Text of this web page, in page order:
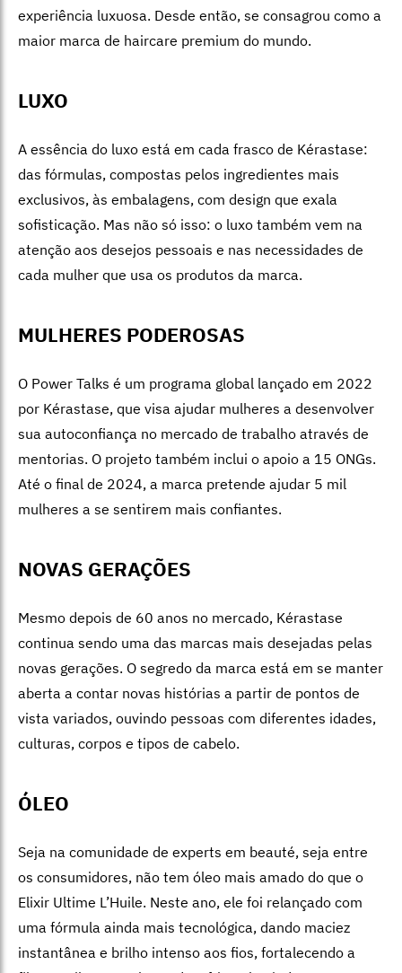
experiência luxuosa. Desde então, se consagrou como a
maior marca de haircare premium do mundo.
LUXO
A essência do luxo está em cada frasco de Kérastase:
das fórmulas, compostas pelos ingredientes mais
exclusivos, às embalagens, com design que exala
sofisticação. Mas não só isso: o luxo também vem na
atenção aos desejos pessoais e nas necessidades de
cada mulher que usa os produtos da marca.
MULHERES PODEROSAS
O Power Talks é um programa global lançado em 2022
por Kérastase, que visa ajudar mulheres a desenvolver
sua autoconfiança no mercado de trabalho através de
mentorias. O projeto também inclui o apoio a 15 ONGs.
Até o final de 2024, a marca pretende ajudar 5 mil
mulheres a se sentirem mais confiantes.
NOVAS GERAÇÕES
Mesmo depois de 60 anos no mercado, Kérastase
continua sendo uma das marcas mais desejadas pelas
novas gerações. O segredo da marca está em se manter
aberta a contar novas histórias a partir de pontos de
vista variados, ouvindo pessoas com diferentes idades,
culturas, corpos e tipos de cabelo.
ÓLEO
Seja na comunidade de experts em beauté, seja entre
os consumidores, não tem óleo mais amado do que o
Elixir Ultime L’Huile. Neste ano, ele foi relançado com
uma fórmula ainda mais tecnológica, dando maciez
instantânea e brilho intenso aos fios, fortalecendo a